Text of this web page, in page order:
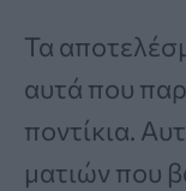
Τα
αυτά που
ποντίκια.
ματιών που